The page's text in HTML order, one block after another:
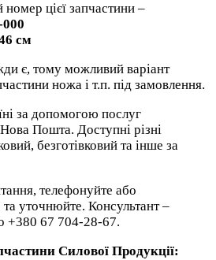
цієї запчастини –
см
є, тому можливий варіант
ножа і т.п. під замовлення.
за допомогою послуг
Пошта. Доступні різні
безготівковий та інше за
телефонуйте або
уточнюйте. Консультант –
+380 67 704-28-67.
Силової Продукції: